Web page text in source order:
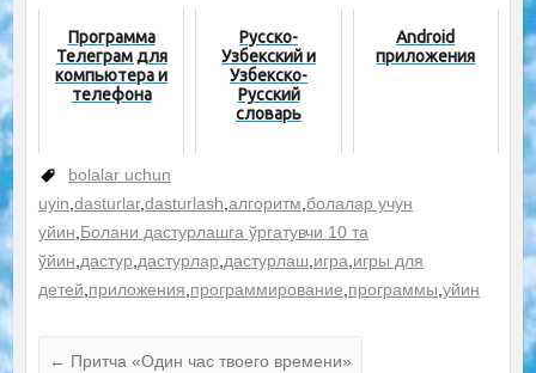
Программа
Телеграм для
компьютера и
телефона
Русско-
Узбекский и
Узбекско-
Русский
словарь
Android
приложения
bolalar uchun
uyin dasturlar,dasturlash алгоритм болалар учун
уйин Болани дастурлашга ўргатувчи 10 та
ўйин дастур дастурлар дастурлаш, игра игры для
детей приложения программирование программы уйин
← Притча «Один час твоего времени»